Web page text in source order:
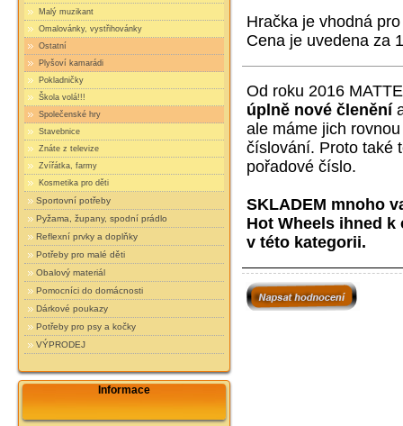
Malý muzikant
Omalovánky, vystřihovánky
Ostatní
Plyšoví kamarádi
Pokladničky
Škola volá!!!
Společenské hry
Stavebnice
Znáte z televize
Zvířátka, farmy
Kosmetika pro děti
Sportovní potřeby
Pyžama, župany, spodní prádlo
Reflexní prvky a doplňky
Potřeby pro malé děti
Obalový materiál
Pomocníci do domácnosti
Dárkové poukazy
Potřeby pro psy a kočky
VÝPRODEJ
Informace
Hračka je vhodná
Cena je uvedena za
Od roku 2016
úplně nové členění
ale máme jich
číslování. Proto také
pořadové číslo.
SKLADEM mnoho
Hot Wheels ihned
v této kategorii.